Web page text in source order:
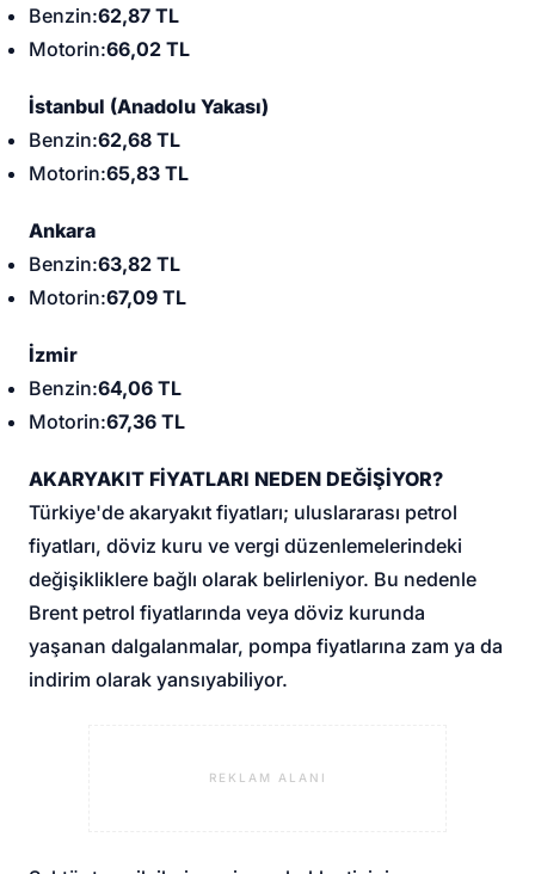
Benzin:62,87 TL
Motorin:66,02 TL
İstanbul (Anadolu Yakası)
Benzin:62,68 TL
Motorin:65,83 TL
Ankara
Benzin:63,82 TL
Motorin:67,09 TL
İzmir
Benzin:64,06 TL
Motorin:67,36 TL
AKARYAKIT FİYATLARI NEDEN DEĞİŞİYOR?
Türkiye'de akaryakıt fiyatları; uluslararası petrol
fiyatları, döviz kuru ve vergi düzenlemelerindeki
değişikliklere bağlı olarak belirleniyor. Bu nedenle
Brent petrol fiyatlarında veya döviz kurunda
yaşanan dalgalanmalar, pompa fiyatlarına zam ya da
indirim olarak yansıyabiliyor.
REKLAM ALANI